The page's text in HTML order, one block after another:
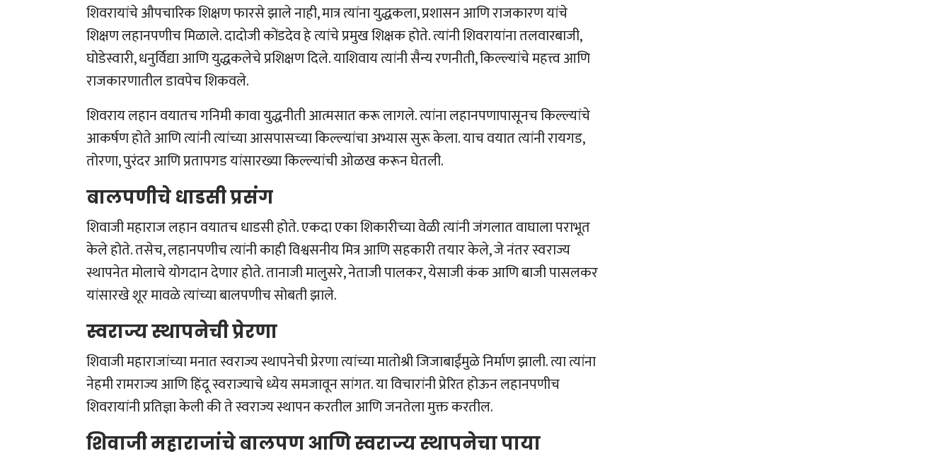
शिवरायांचे औपचारिक शिक्षण फारसे झाले नाही, मात्र त्यांना युद्धकला, प्रशासन आणि राजकारण यांचे
शिक्षण लहानपणीच मिळाले. दादोजी कोंडदेव हे त्यांचे प्रमुख शिक्षक होते. त्यांनी शिवरायांना तलवारबाजी,
घोडेस्वारी, धनुर्विद्या आणि युद्धकलेचे प्रशिक्षण दिले. याशिवाय त्यांनी सैन्य रणनीती, किल्ल्यांचे महत्त्व आणि
राजकारणातील डावपेच शिकवले.
शिवराय लहान वयातच गनिमी कावा युद्धनीती आत्मसात करू लागले. त्यांना लहानपणापासूनच किल्ल्यांचे
आकर्षण होते आणि त्यांनी त्यांच्या आसपासच्या किल्ल्यांचा अभ्यास सुरू केला. याच वयात त्यांनी रायगड,
तोरणा, पुरंदर आणि प्रतापगड यांसारख्या किल्ल्यांची ओळख करून घेतली.
बालपणीचे धाडसी प्रसंग
शिवाजी महाराज लहान वयातच धाडसी होते. एकदा एका शिकारीच्या वेळी त्यांनी जंगलात वाघाला पराभूत
केले होते. तसेच, लहानपणीच त्यांनी काही विश्वसनीय मित्र आणि सहकारी तयार केले, जे नंतर स्वराज्य
स्थापनेत मोलाचे योगदान देणार होते. तानाजी मालुसरे, नेताजी पालकर, येसाजी कंक आणि बाजी पासलकर
यांसारखे शूर मावळे त्यांच्या बालपणीच सोबती झाले.
स्वराज्य स्थापनेची प्रेरणा
शिवाजी महाराजांच्या मनात स्वराज्य स्थापनेची प्रेरणा त्यांच्या मातोश्री जिजाबाईंमुळे निर्माण झाली. त्या त्यांना
नेहमी रामराज्य आणि हिंदू स्वराज्याचे ध्येय समजावून सांगत. या विचारांनी प्रेरित होऊन लहानपणीच
शिवरायांनी प्रतिज्ञा केली की ते स्वराज्य स्थापन करतील आणि जनतेला मुक्त करतील.
शिवाजी महाराजांचे बालपण आणि स्वराज्य स्थापनेचा पाया